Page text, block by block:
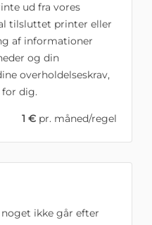
ud fra vores
tilsluttet printer eller
af informationer
og din
overholdelseskrav,
dig.
1 € pr. måned/regel
ikke går efter